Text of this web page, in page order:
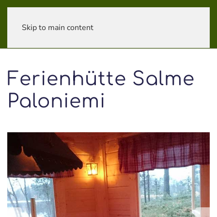
Skip to main content
Ferienhütte Salme
Paloniemi